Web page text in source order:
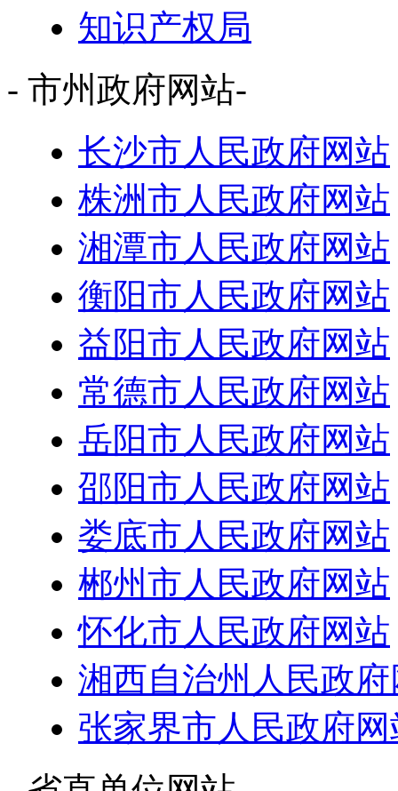
知识产权局
- 市州政府网站-
长沙市人民政府网站
株洲市人民政府网站
湘潭市人民政府网站
衡阳市人民政府网站
益阳市人民政府网站
常德市人民政府网站
岳阳市人民政府网站
邵阳市人民政府网站
娄底市人民政府网站
郴州市人民政府网站
怀化市人民政府网站
湘西自治州人民政
张家界市人民政府网